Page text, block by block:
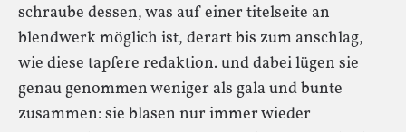
schraube dessen, was auf einer titelseite an
blendwerk möglich ist, derart bis zum anschlag,
wie diese tapfere redaktion. und dabei lügen sie
genau genommen weniger als gala und bunte
zusammen: sie blasen nur immer wieder